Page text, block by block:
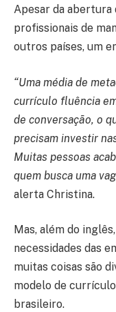
Apesar da
profissionais de
outros países, um
“Uma média de
currículo fluência
de conversação, o
precisam investir
Muitas pessoas
quem busca uma
alerta Christina.
Mas, além do
necessidades das
muitas coisas são
modelo de
brasileiro.